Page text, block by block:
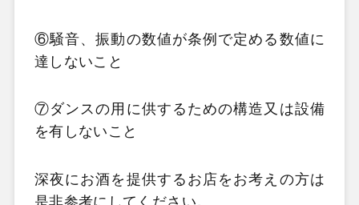
⑥騒音、振動の数値が条例で定める数値に
達しないこと
⑦ダンスの用に供するための構造又は設備
を有しないこと
深夜にお酒を提供するお店をお考えの方は
是非参考にしてください。